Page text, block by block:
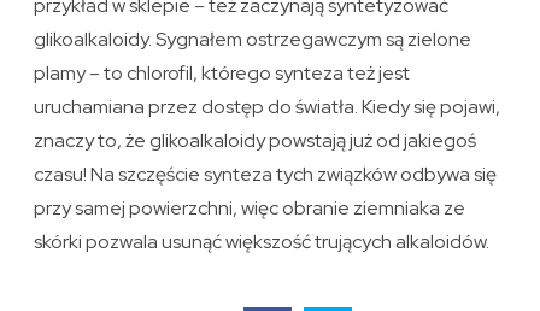
glikoalkaloidy. Sygnałem ostrzegawczym są zielone
plamy – to chlorofil, którego synteza też jest
uruchamiana przez dostęp do światła. Kiedy się pojawi,
znaczy to, że glikoalkaloidy powstają już od jakiegoś
czasu! Na szczęście synteza tych związków odbywa się
przy samej powierzchni, więc obranie ziemniaka ze
skórki pozwala usunąć większość trujących alkaloidów.